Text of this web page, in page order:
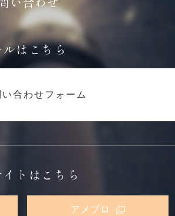
ルはこちら
い合わせフォーム
トはこちら
アメブロ